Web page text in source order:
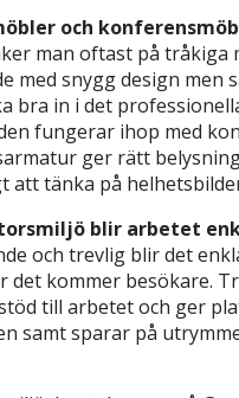
och
man oftast på
snygg design men
bra in i det
fungerar ihop med
ger rätt
tänka på
blir arbetet
och trevlig blir det
kommer besökare.
till arbetet och ger
samt sparar på